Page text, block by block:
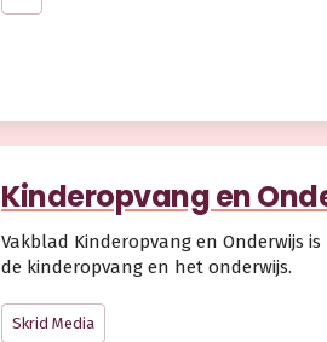
Kinderopvang en
Vakblad Kinderopvang en Onderwijs
de kinderopvang en het onderwijs.
Skrid Media